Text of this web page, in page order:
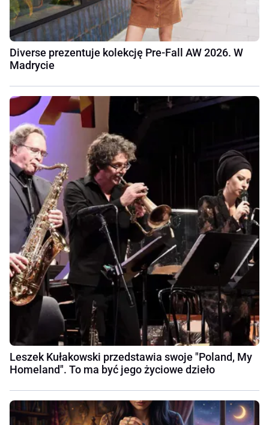
Diverse prezentuje kolekcję Pre-Fall AW 2026. W
Madrycie
Leszek Kułakowski przedstawia swoje "Poland, My
Homeland". To ma być jego życiowe dzieło